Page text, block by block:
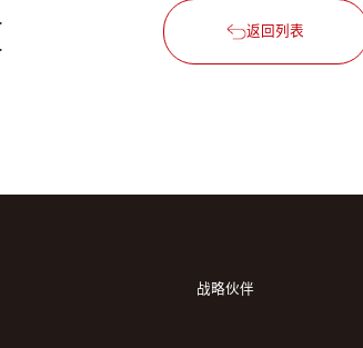
圆满落地
作签约仪式
返回列表
战略伙伴